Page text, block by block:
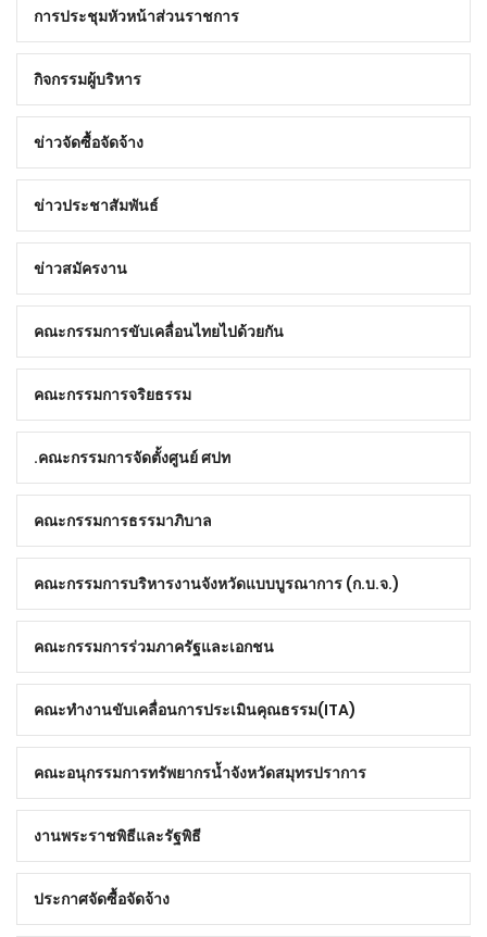
การประชุมหัวหน้าส่วนราชการ
กิจกรรมผู้บริหาร
ข่าวจัดซื้อจัดจ้าง
ข่าวประชาสัมพันธ์
ข่าวสมัครงาน
คณะกรรมการขับเคลื่อนไทยไปด้วยกัน
คณะกรรมการจริยธรรม
คณะกรรมการจัดตั้งศูนย์ ศปท.
คณะกรรมการธรรมาภิบาล
คณะกรรมการบริหารงานจังหวัดแบบบูรณาการ (ก.บ.จ.)
คณะกรรมการร่วมภาครัฐและเอกชน
คณะทำงานขับเคลื่อนการประเมินคุณธรรม(ITA)
คณะอนุกรรมการทรัพยากรน้ำจังหวัดสมุทรปราการ
งานพระราชพิธีและรัฐพิธี
ประกาศจัดซื้อจัดจ้าง